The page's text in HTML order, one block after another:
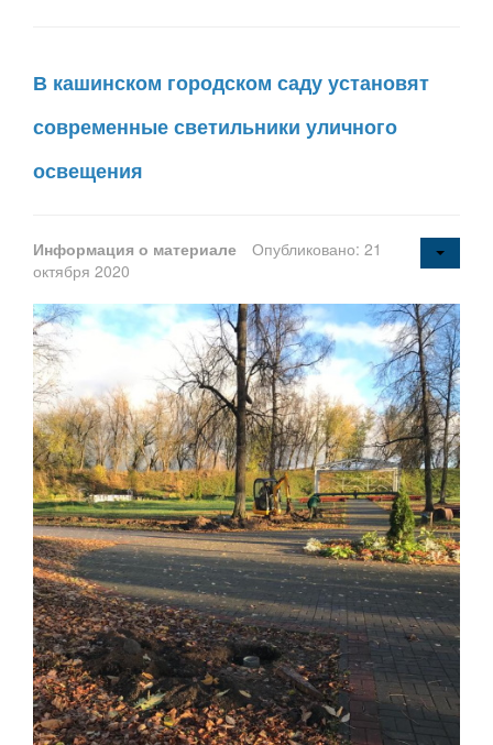
В кашинском городском саду установят
современные светильники уличного
освещения
Информация о материале
Опубликовано: 21
октября 2020